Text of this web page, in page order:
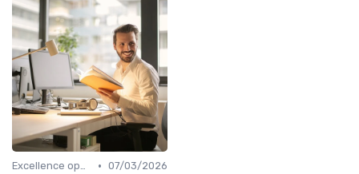
Excellence opérationnelle • 07/03/2026